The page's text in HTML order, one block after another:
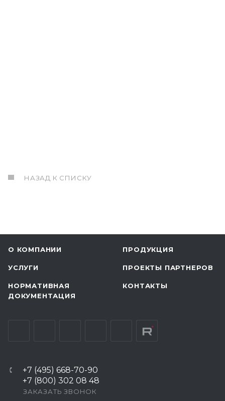
НАЗАД К СПИСКУ
О КОМПАНИИ ПРОДУКЦИЯ
УСЛУГИ ПРОЕКТЫ ПАРТНЕРОВ
НОРМАТИВНАЯ
ДОКУМЕНТАЦИЯ
КОНТАКТЫ
+7 (495) 668-70-90
+7 (800) 302 08 48
ЗАКАЗАТЬ ЗВОНОК